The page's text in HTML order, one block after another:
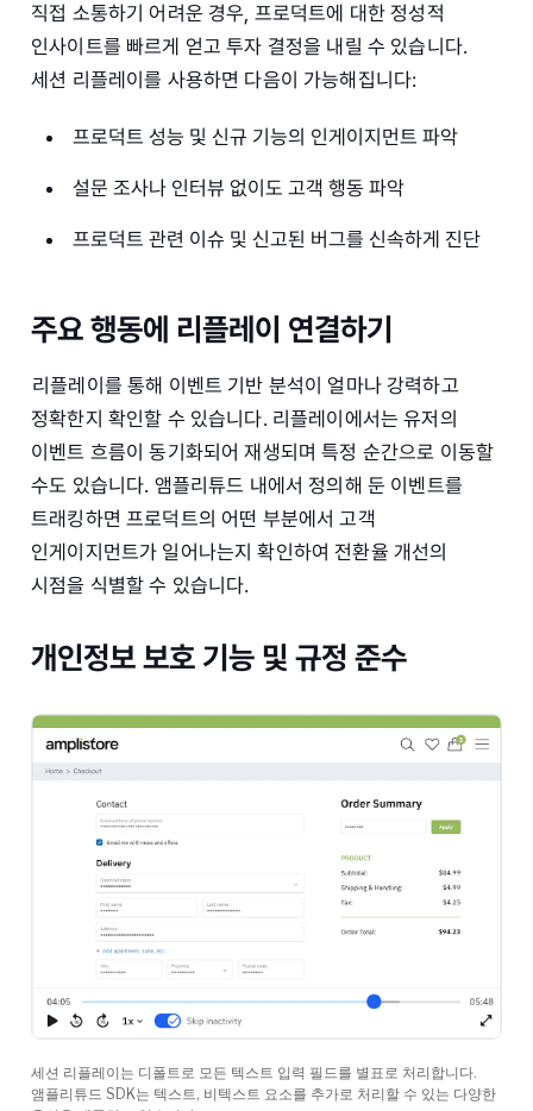
직접 소통하기 어려운 경우, 프로덕트에 대한 정성적
인사이트를 빠르게 얻고 투자 결정을 내릴 수 있습니다.
세션 리플레이를 사용하면 다음이 가능해집니다:
프로덕트 성능 및 신규 기능의 인게이지먼트 파악
설문 조사나 인터뷰 없이도 고객 행동 파악
프로덕트 관련 이슈 및 신고된 버그를 신속하게 진단
주요 행동에 리플레이 연결하기
리플레이를 통해 이벤트 기반 분석이 얼마나 강력하고
정확한지 확인할 수 있습니다. 리플레이에서는 유저의
이벤트 흐름이 동기화되어 재생되며 특정 순간으로 이동할
수도 있습니다. 앰플리튜드 내에서 정의해 둔 이벤트를
트래킹하면 프로덕트의 어떤 부분에서 고객
인게이지먼트가 일어나는지 확인하여 전환율 개선의
시점을 식별할 수 있습니다.
개인정보 보호 기능 및 규정 준수
세션 리플레이는 디폴트로 모든 텍스트 입력 필드를 별표로 처리합니다.
앰플리튜드 SDK는 텍스트, 비텍스트 요소를 추가로 처리할 수 있는 다양한